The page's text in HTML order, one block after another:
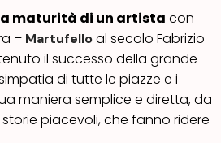
maturità di un artista con
– Martufelloal secolo Fabrizio
il successo della grande
di tutte le piazze e i
maniera semplice e diretta, da
piacevoli, che fanno ridere